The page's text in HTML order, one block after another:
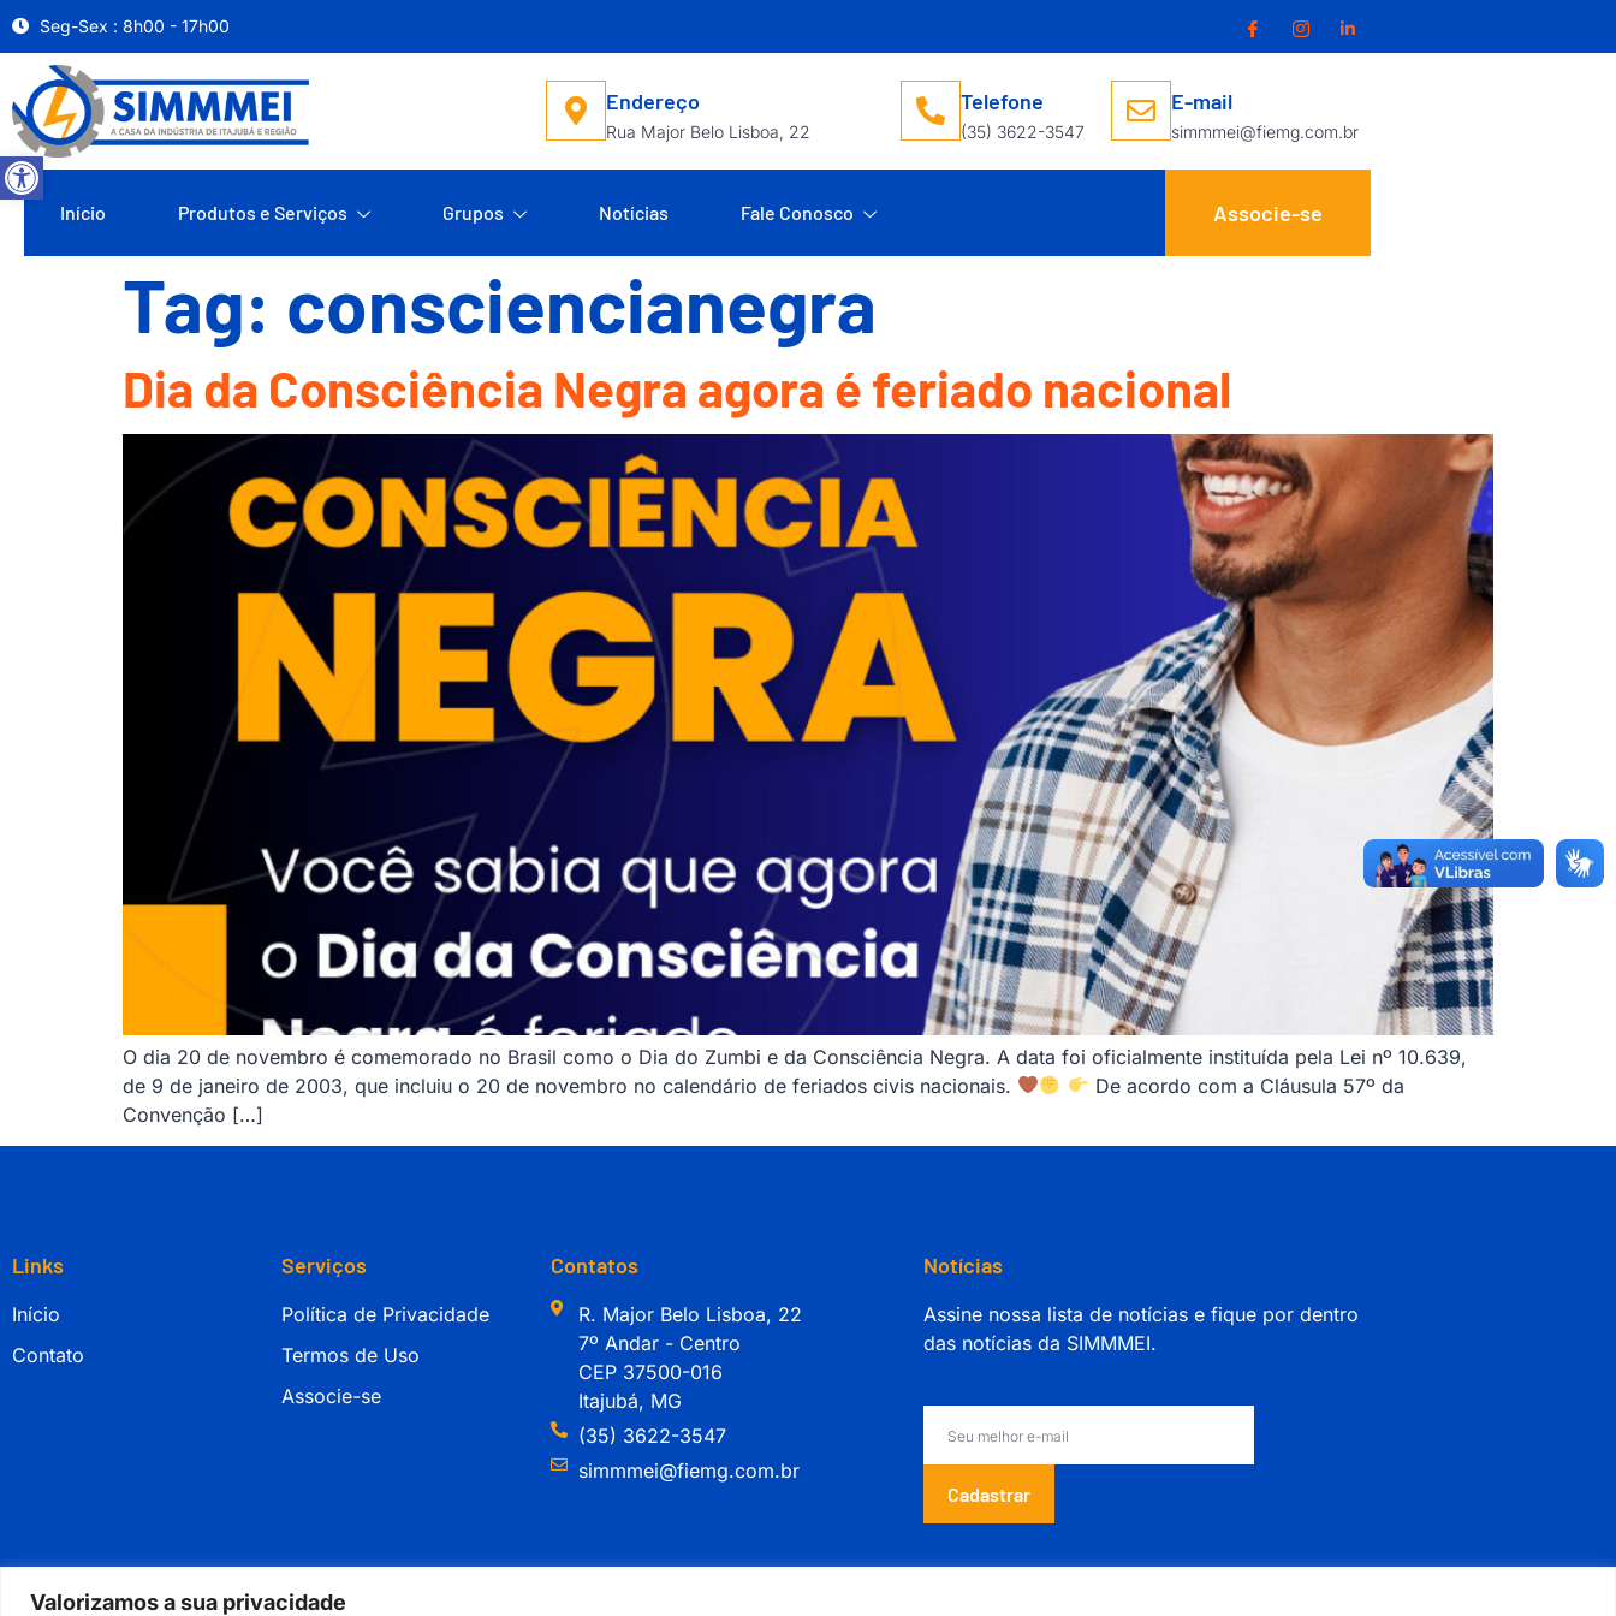
Abrir a barra de ferramentas
Valorizamos a sua privacidade
Seg-Sex : 8h00 - 17h00
Endereço
Rua Major Belo Lisboa, 22
Telefone
(35) 3622-3547
E-mail
simmmei@fiemg.com.br
Início Produtos e Serviços Grupos Notícias Fale Conosco Associe-se
Tag: consciencianegra
Dia da Consciência Negra agora é feriado nacional
O dia 20 de novembro é comemorado no Brasil como o Dia do Zumbi e da Consciência Negra. A data foi oficialmente instituída pela Lei nº 10.639,
de 9 de janeiro de 2003, que incluiu o 20 de novembro no calendário de feriados civis nacionais.
De acordo com a Cláusula 57º da
Convenção […]
Links
Início
Contato
Serviços
Política de Privacidade
Termos de Uso
Associe-se
Contatos
R. Major Belo Lisboa, 22
7º Andar - Centro
CEP 37500-016
Itajubá, MG
(35) 3622-3547
simmmei@fiemg.com.br
Notícias
Assine nossa lista de notícias e fique por dentro
das notícias da SIMMMEI.
Cadastrar